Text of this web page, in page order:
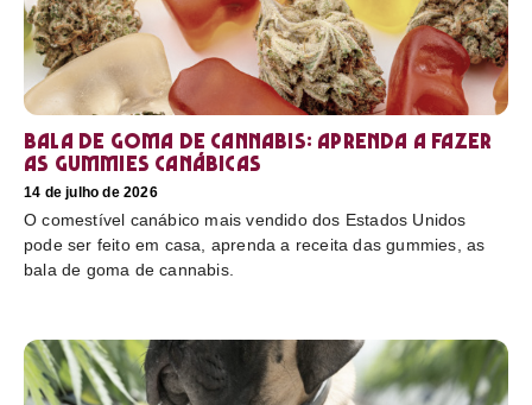
Bala de goma de cannabis: aprenda a fazer
as gummies canábicas
14 de julho de 2026
O comestível canábico mais vendido dos Estados Unidos
pode ser feito em casa, aprenda a receita das gummies, as
bala de goma de cannabis.